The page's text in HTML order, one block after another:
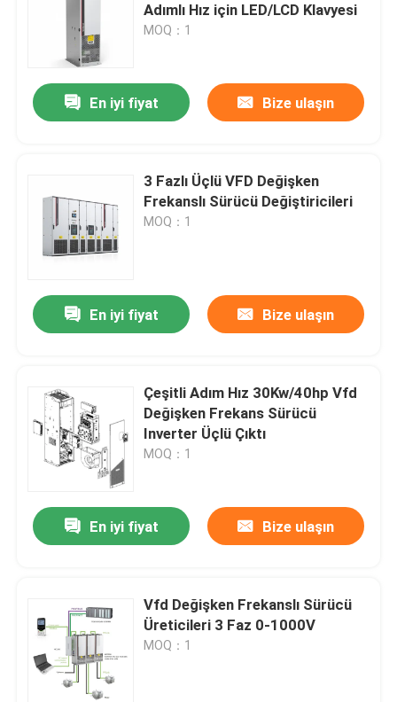
Adımlı Hız için LED/LCD Klavyesi
MOQ：1
En iyi fiyat Bize ulaşın
3 Fazlı Üçlü VFD Değişken
Frekanslı Sürücü Değiştiricileri
MOQ：1
En iyi fiyat Bize ulaşın
Çeşitli Adım Hız 30Kw/40hp Vfd
Değişken Frekans Sürücü
Inverter Üçlü Çıktı
MOQ：1
En iyi fiyat Bize ulaşın
Vfd Değişken Frekanslı Sürücü
Üreticileri 3 Faz 0-1000V
MOQ：1